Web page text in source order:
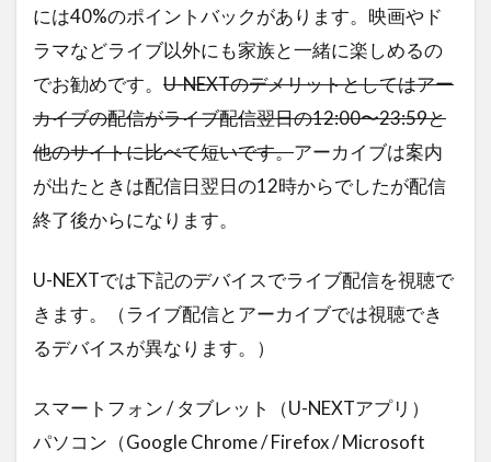
には40%のポイントバックがあります。映画やド
ラマなどライブ以外にも家族と一緒に楽しめるの
でお勧めです。 U-NEXTのデメリットとしてはアー
カイブの配信がライブ配信翌日の12:00〜23:59と
他のサイトに比べて短いです。アーカイブは案内
が出たときは配信日翌日の12時からでしたが配信
終了後からになります。
U-NEXTでは下記のデバイスでライブ配信を視聴で
きます。（ライブ配信とアーカイブでは視聴でき
るデバイスが異なります。）
スマートフォン / タブレット（U-NEXTアプリ）
パソコン（Google Chrome / Firefox / Microsoft